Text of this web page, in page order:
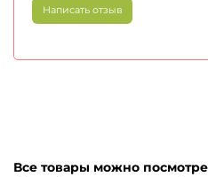
Написать отзыв
Все товары можно